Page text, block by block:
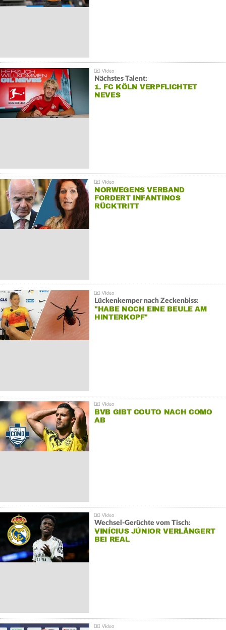
Nächstes Talent:
1. FC KÖLN VERPFLICHTET
NEVES
NORWEGENS VERBAND
FORDERT INFANTINOS
RÜCKTRITT
Lückenkemper nach Zeckenbiss:
"HABE NOCH EINE BEULE AM
HINTERKOPF"
BVB GIBT COUTO NACH COMO
AB
Wechsel-Gerüchte vom Tisch:
VINÍCIUS JÚNIOR VERLÄNGERT
BEI REAL